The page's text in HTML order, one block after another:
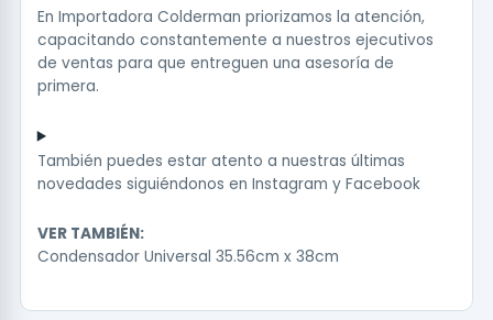
En Importadora Colderman priorizamos la atención,
capacitando constantemente a nuestros ejecutivos
de ventas para que entreguen una asesoría de
primera.
También puedes estar atento a nuestras últimas
novedades siguiéndonos en Instagram y Facebook
VER TAMBIÉN:
Condensador Universal 35.56cm x 38cm